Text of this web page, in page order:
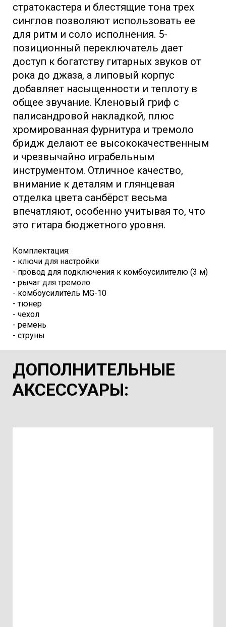
стратокастера и блестящие тона трех
синглов позволяют использовать ее
для ритм и соло исполнения. 5-
позиционный переключатель дает
доступ к богатству гитарных звуков от
рока до джаза, а липовый корпус
добавляет насыщенности и теплоту в
общее звучание. Кленовый гриф с
палисандровой накладкой, плюс
хромированная фурнитура и тремоло
бридж делают ее высококачественным
и чрезвычайно играбельным
инструментом. Отличное качество,
внимание к деталям и глянцевая
отделка цвета санбёрст весьма
впечатляют, особенно учитывая то, что
это гитара бюджетного уровня.
Комплектация:
- ключи для настройки
- провод для подключения к комбоусилителю (3 м)
- рычаг для тремоло
- комбоусилитель MG-10
- тюнер
- чехол
- ремень
- струны
ДОПОЛНИТЕЛЬНЫЕ
АКСЕССУАРЫ: